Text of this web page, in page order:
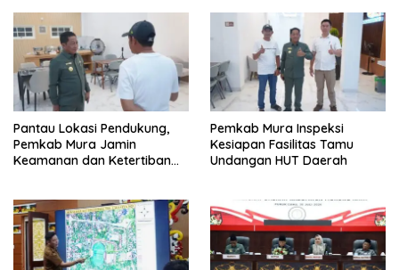
Pantau Lokasi Pendukung,
Pemkab Mura Jamin
Keamanan dan Ketertiban
Pemkab Mura Inspeksi
Kesiapan Fasilitas Tamu
Undangan HUT Daerah